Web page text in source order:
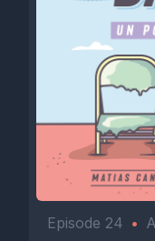
Episode 24 •